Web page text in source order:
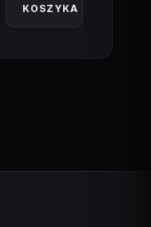
KOSZYKA